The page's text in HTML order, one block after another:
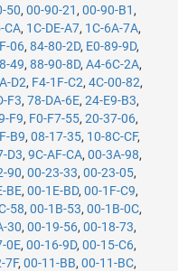
50, 00-90-21 , 00-90-B1 ,
CA, 1C-DE-A7, 1C-6A-7A,
06, 84-80-2D, E0-89-9D,
49, 88-90-8D, A4-6C-2A,
D2, F4-1F-C2, 4C-00-82,
F3, 78-DA-6E, 24-E9-B3,
F9, F0-F7-55, 20-37-06,
B9, 08-17-35, 10-8C-CF,
D3, 9C-AF-CA, 00-3A-98,
90, 00-23-33, 00-23-05,
BE, 00-1E-BD, 00-1F-C9,
58, 00-1B-53, 00-1B-0C,
30, 00-19-56, 00-18-73,
0E, 00-16-9D, 00-15-C6,
7F, 00-11-BB, 00-11-BC,